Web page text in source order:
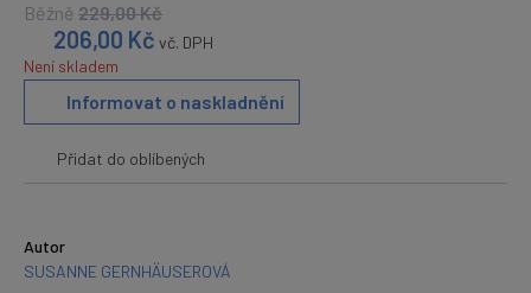
Běžně 229,00Kč
206,00 Kč vč. DPH
Není skladem
Informovat o naskladnění
Přidat do oblíbených
Autor
SUSANNE GERNHÄUSEROVÁ